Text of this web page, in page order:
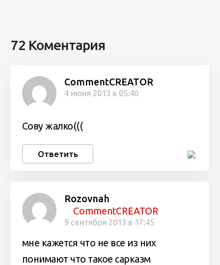
72 Коментария
CommentCREATOR
4 июня 2013 в 05:40
Сову жалко(((
Ответить
Rozovnah
CommentCREATOR
9 сентября 2013 в 17:45
мне кажется что не все из них
понимают что такое сарказм